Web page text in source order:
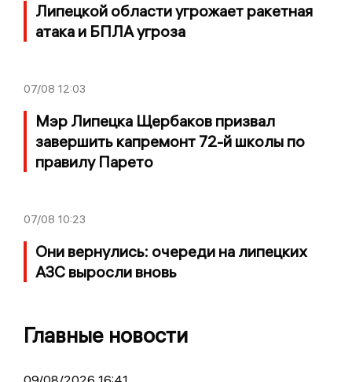
Липецкой области угрожает ракетная
атака и БПЛА угроза
07/08 12:03
Мэр Липецка Щербаков призвал
завершить капремонт 72-й школы по
правилу Парето
07/08 10:23
Они вернулись: очереди на липецких
АЗС выросли вновь
Главные новости